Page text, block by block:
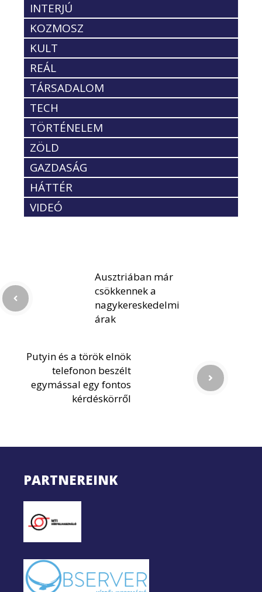
INTERJÚ
KOZMOSZ
KULT
REÁL
TÁRSADALOM
TECH
TÖRTÉNELEM
ZÖLD
GAZDASÁG
HÁTTÉR
VIDEÓ
Ausztriában már
csökkennek a
nagykereskedelmi
árak
Putyin és a török elnök
telefonon beszélt
egymással egy fontos
kérdéskörről
PARTNEREINK